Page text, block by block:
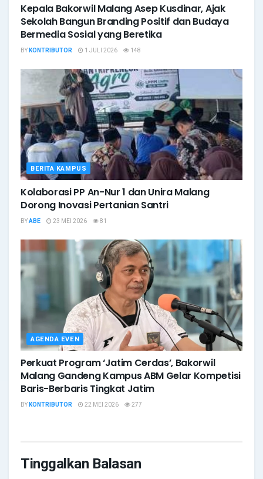
Kepala Bakorwil Malang Asep Kusdinar, Ajak
Sekolah Bangun Branding Positif dan Budaya
Bermedia Sosial yang Beretika
BYKONTRIBUTOR 1 JULI 2026 148
BERITA KAMPUS
Kolaborasi PP An-Nur 1 dan Unira Malang
Dorong Inovasi Pertanian Santri
BYABE 23 MEI 2026 81
AGENDA EVEN
Perkuat Program ‘Jatim Cerdas’, Bakorwil
Malang Gandeng Kampus ABM Gelar Kompetisi
Baris-Berbaris Tingkat Jatim
BYKONTRIBUTOR 22 MEI 2026 277
Tinggalkan Balasan